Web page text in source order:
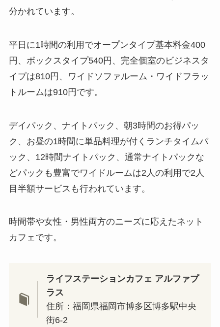
分かれています。
平日に1時間の利用でオープンタイプ基本料金400
円、ボックスタイプ540円、完全個室のビジネスタ
イプは810円、ワイドソファルーム・ワイドフラッ
トルームは910円です。
デイパック、ナイトパック、朝3時間のお得パッ
ク、お昼の1時間に単品料理が付くランチタイムパ
ック、12時間ナイトパック、通常ナイトパックな
どパックも豊富でワイドルームは2人の利用で2人
目半額サービスも行われています。
時間帯や女性・男性両方のニーズに応えたネット
カフェです。
ライフステーションカフェ アルファプ
ラス
住所：福岡県福岡市博多区博多駅中央
街6-2